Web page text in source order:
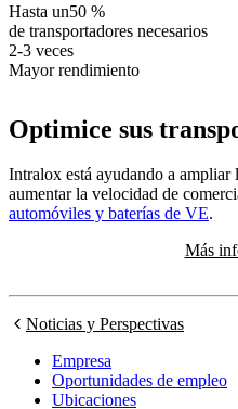
Hasta un50 %
de transportadores necesarios
2-3 veces
Mayor rendimiento
Optimice sus
Intralox está ayudando a ampliar
aumentar la velocidad de
automóviles y baterías de VE.
Más
Noticias y Perspectivas
Empresa
Oportunidades de empleo
Ubicaciones